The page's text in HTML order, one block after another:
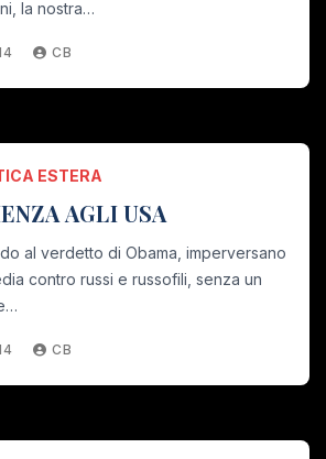
la nostra…
CB
ESTERA
AGLI USA
al verdetto di Obama, imperversano
contro russi e russofili, senza un
CB